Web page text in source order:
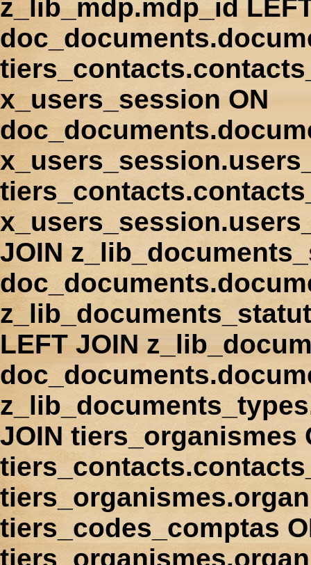
z_lib_mdp.mdp_id
x_users_session ON
JOIN
LEFT JOIN
JOIN tiers_organismes
tiers_codes_comptas